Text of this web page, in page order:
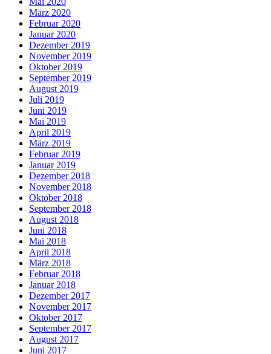
März 2020
Februar 2020
Januar 2020
Dezember 2019
November 2019
Oktober 2019
September 2019
August 2019
Juli 2019
Juni 2019
Mai 2019
April 2019
März 2019
Februar 2019
Januar 2019
Dezember 2018
November 2018
Oktober 2018
September 2018
August 2018
Juni 2018
Mai 2018
April 2018
März 2018
Februar 2018
Januar 2018
Dezember 2017
November 2017
Oktober 2017
September 2017
August 2017
Juni 2017